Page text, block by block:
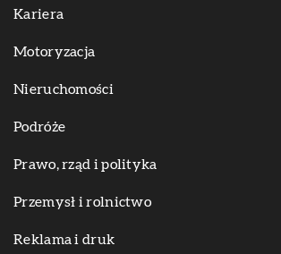
Kariera
Motoryzacja
Nieruchomości
Podróże
Prawo, rząd i polityka
Przemysł i rolnictwo
Reklama i druk